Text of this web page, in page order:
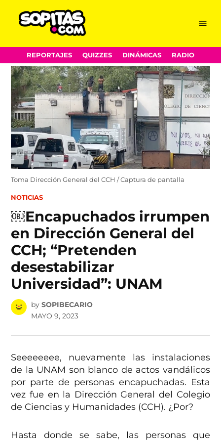
Skip
to
content
Menu
REPORTAJES QUIZZES DINÁMICAS RADIO
Toma Dirección General del CCH / Captura de pantalla
POSTED
NOTICIAS
￼Encapuchados irrumpen
en Dirección General del
CCH; “Pretenden
desestabilizar
Universidad”: UNAM
by SOPIBECARIO
MAYO 9, 2023
Seeeeeeee, nuevamente las instalaciones
de la UNAM son blanco de actos vandálicos
por parte de personas encapuchadas. Esta
vez fue en la Dirección General del Colegio
de Ciencias y Humanidades (CCH). ¿Por?
Hasta donde se sabe, las personas que